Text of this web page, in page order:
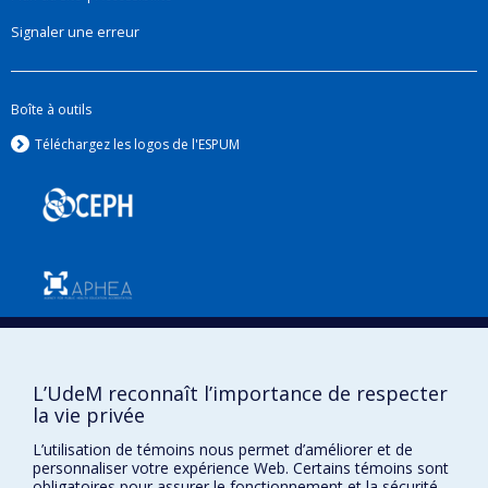
Signaler une erreur
Boîte à outils
Téléchargez les logos de l'ESPUM
Conditions d’utilisation
Paramètres des témoins
Montréal
L’UdeM reconnaît l’importance de respecter
la vie privée
L’utilisation de témoins nous permet d’améliorer et de
personnaliser votre expérience Web. Certains témoins sont